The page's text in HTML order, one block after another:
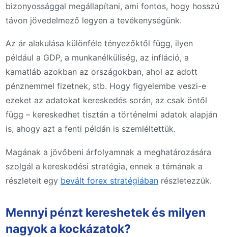
bizonyossággal megállapítani, ami fontos, hogy hosszú
távon jövedelmező legyen a tevékenységünk.
Az ár alakulása különféle tényezőktől függ, ilyen
például a GDP, a munkanélküliség, az infláció, a
kamatláb azokban az országokban, ahol az adott
pénznemmel fizetnek, stb. Hogy figyelembe veszi-e
ezeket az adatokat kereskedés során, az csak öntől
függ – kereskedhet tisztán a történelmi adatok alapján
is, ahogy azt a fenti példán is szemléltettük.
Magának a jövőbeni árfolyamnak a meghatározására
szolgál a kereskedési stratégia, ennek a témának a
részleteit egy bevált forex stratégiában részletezzük.
Mennyi pénzt kereshetek és milyen
nagyok a kockázatok?